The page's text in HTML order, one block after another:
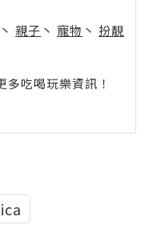
丶 親子 丶 寵物 丶 扮靚
吃喝玩樂資訊！